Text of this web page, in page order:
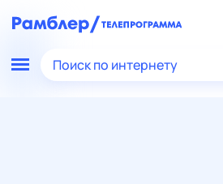
Поиск по интернету